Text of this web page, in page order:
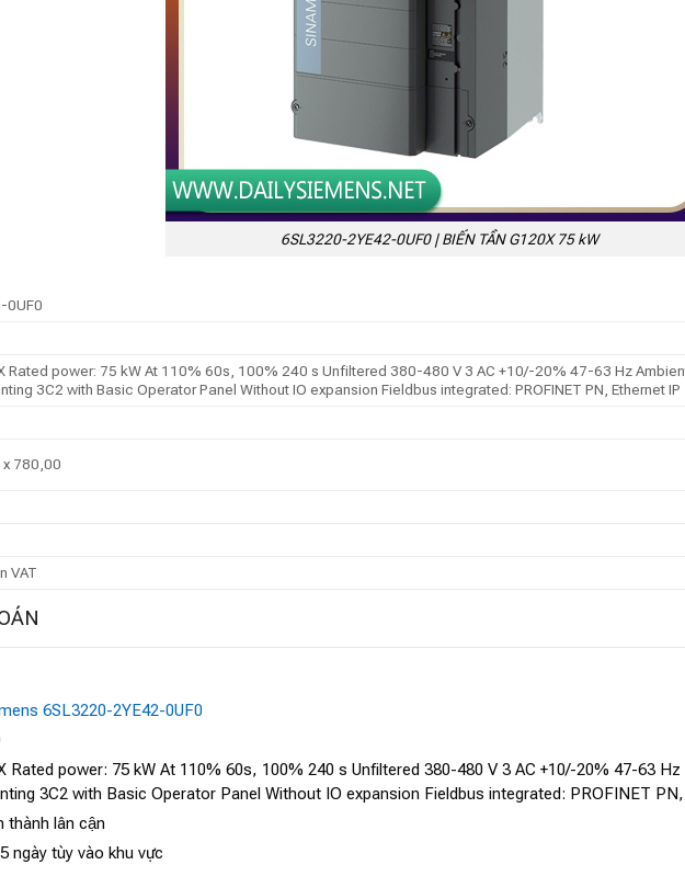
6SL3220-2YE42-0UF0 | BIẾN TẦN G120X 75 kW
0UF0
Rated power: 75 kW At 110% 60s, 100% 240 s Unfiltered 380-480 V 3 AC +10/-20% 47-63 Hz
3C2 with Basic Operator Panel Without IO expansion Fieldbus integrated: PROFINET PN, Ethernet IP
780,00
VAT
6SL3220-2YE42-0UF0
Rated power: 75 kW At 110% 60s, 100% 240 s Unfiltered 380-480 V 3 AC +10/-20% 47-63
3C2 with Basic Operator Panel Without IO expansion Fieldbus integrated: PROFINET
thành lân cận
ngày tùy vào khu vực